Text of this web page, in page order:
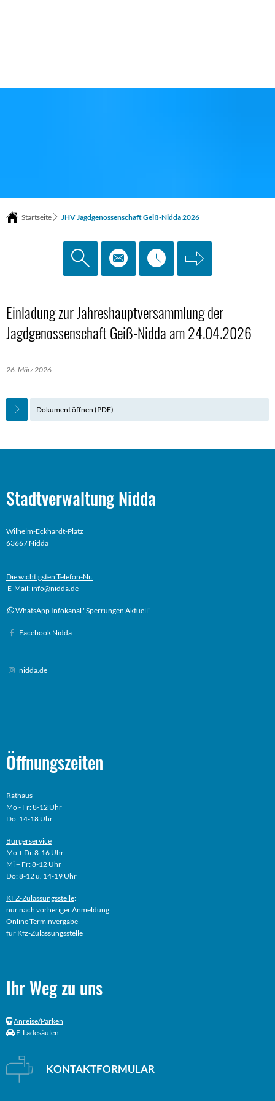
Startseite JHV Jagdgenossenschaft Geiß-Nidda 2026
Einladung zur Jahreshauptversammlung der
Jagdgenossenschaft Geiß-Nidda am 24.04.2026
26. März 2026
Dokument öffnen (PDF)
Stadtverwaltung Nidda
Wilhelm-Eckhardt-Platz
63667 Nidda
Die wichtigsten Telefon-Nr.
E-Mail: info@nidda.de
WhatsApp Infokanal "Sperrungen Aktuell"
Facebook Nidda
nidda.de
Öffnungszeiten
Rathaus
Mo - Fr: 8-12 Uhr
Do: 14-18 Uhr
Bürgerservice
Mo + Di: 8-16 Uhr
Mi + Fr: 8-12 Uhr
Do: 8-12 u. 14-19 Uhr
KFZ-Zulassungsstelle:
nur nach vorheriger Anmeldung
OnlineTerminvergabe
für Kfz-Zulassungsstelle
Ihr Weg zu uns
Anreise/Parken
E-Ladesäulen
KONTAKTFORMULAR